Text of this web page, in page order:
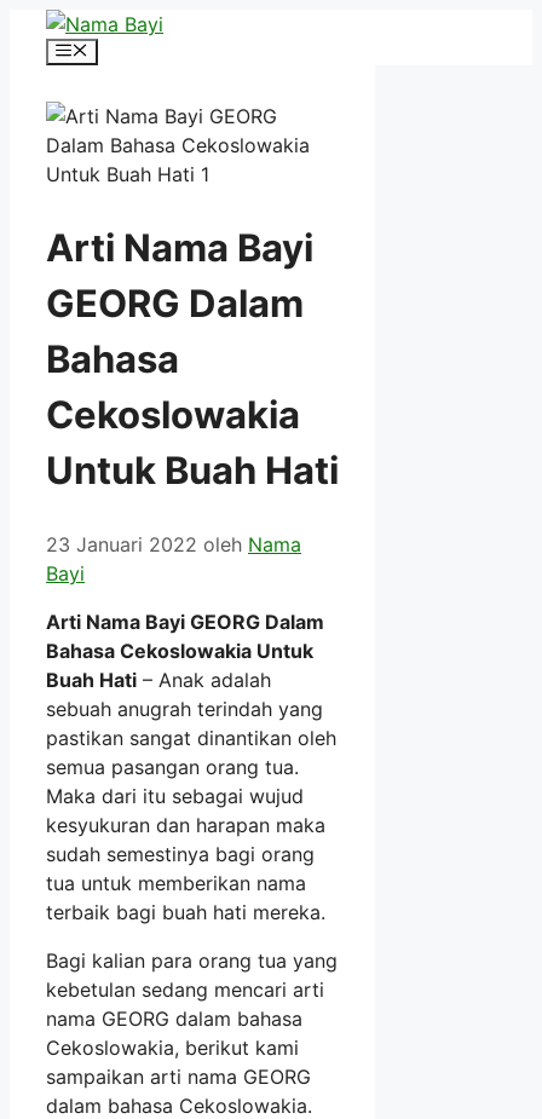
Langsung
Menu
Arti Nama Bayi
GEORG Dalam
Bahasa
Cekoslowakia
Untuk Buah Hati
23 Januari 2022 oleh Nama
Bayi
Arti Nama Bayi GEORG Dalam
Bahasa Cekoslowakia Untuk
Buah Hati – Anak adalah
sebuah anugrah terindah yang
pastikan sangat dinantikan oleh
semua pasangan orang tua.
Maka dari itu sebagai wujud
kesyukuran dan harapan maka
sudah semestinya bagi orang
tua untuk memberikan nama
terbaik bagi buah hati mereka.
Bagi kalian para orang tua yang
kebetulan sedang mencari arti
nama GEORG dalam bahasa
Cekoslowakia, berikut kami
sampaikan arti nama GEORG
dalam bahasa Cekoslowakia.